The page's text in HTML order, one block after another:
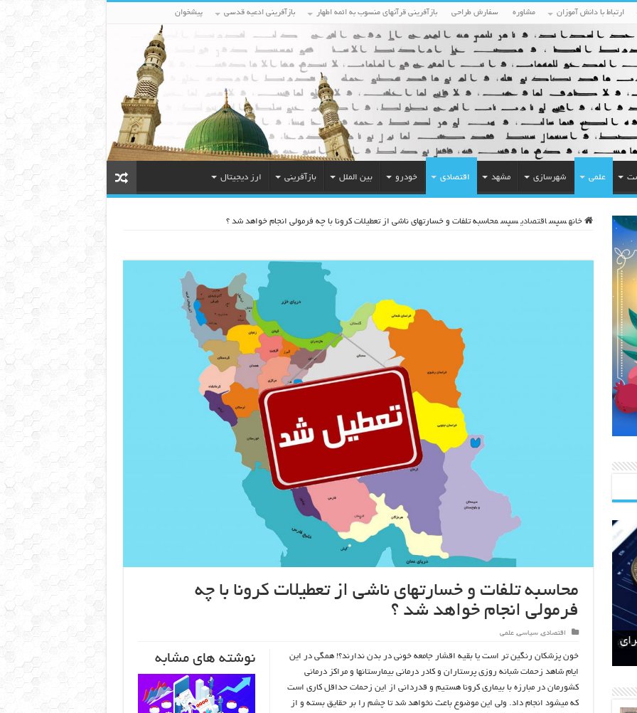
ارتباط با دانش آموزان مشاوره سفارش طراحی بازآفرینی قرآنهای منسوب به ائمه اطهار بازآفرینی ادعیه قدسی پیشخوان
علمی شهرسازی مشهد اقتصادی خودرو بین الملل بازآفرینی ارز دیجیتال
خانه سپس اقتصادی سپس محاسبه تلفات و خسارتهای ناشی از تعطیلات کرونا با چه فرمولی انجام خواهد شد ؟
محاسبه تلفات و خسارتهای ناشی از تعطیلات کرونا با چه
فرمولی انجام خواهد شد ؟
اقتصادی,سیاسی,علمی
نوشته های مشابه
خون پزشکان رنگین تر است یا بقیه اقشار جامعه خونی در بدن ندارند؟! همگی در این
ایام شاهد زحمات شبانه روزی پرستاران و کادر درمانی بیمارستانها و مراکز درمانی
کشورمان در مبارزه با بیماری کرونا هستیم و قدردانی از این زحمات حداقل کاری است
که میشود انجام داد. ولی این موضوع باعث نخواهد شد تا چشم را بر حقایق بسته و از
مالکان اراضی شاهنامه ۳۵